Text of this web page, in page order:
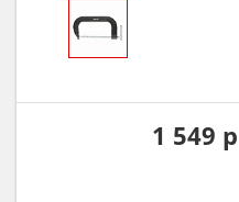
1 549 р